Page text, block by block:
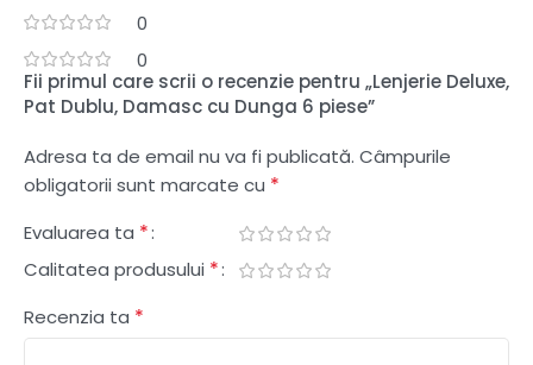
0
0
Fii primul care scrii o recenzie pentru „Lenjerie Deluxe,
Pat Dublu, Damasc cu Dunga 6 piese”
Adresa ta de email nu va fi publicată. Câmpurile
obligatorii sunt marcate cu *
Evaluarea ta *
Calitatea produsului *
Recenzia ta *